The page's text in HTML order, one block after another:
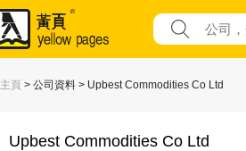
主頁 > 公司資料 > Upbest Commodities Co Ltd
Upbest Commodities Co Ltd